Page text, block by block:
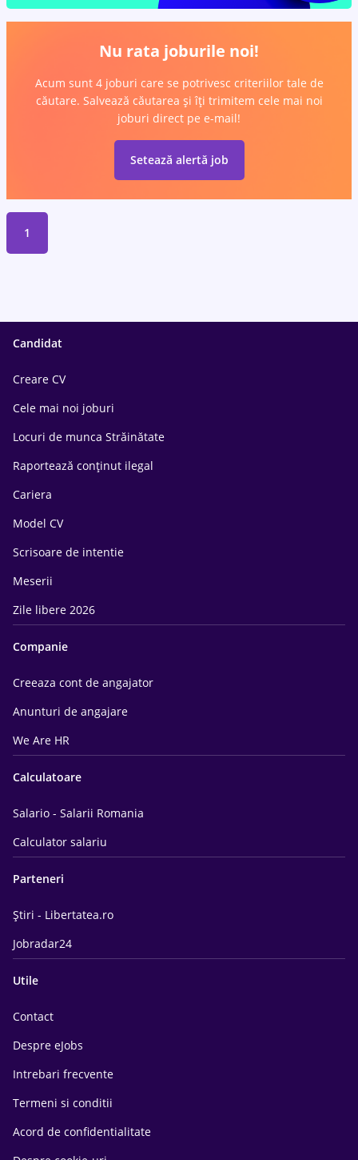
Nu rata joburile noi!
Acum sunt 4 joburi care se potrivesc criteriilor tale de
căutare. Salvează căutarea și îți trimitem cele mai noi
joburi direct pe e-mail!
Setează alertă job
1
Candidat
Creare CV
Cele mai noi joburi
Locuri de munca Străinătate
Raportează conținut ilegal
Cariera
Model CV
Scrisoare de intentie
Meserii
Zile libere 2026
Companie
Creeaza cont de angajator
Anunturi de angajare
We Are HR
Calculatoare
Salario - Salarii Romania
Calculator salariu
Parteneri
Știri - Libertatea.ro
Jobradar24
Utile
Contact
Despre eJobs
Intrebari frecvente
Termeni si conditii
Acord de confidentialitate